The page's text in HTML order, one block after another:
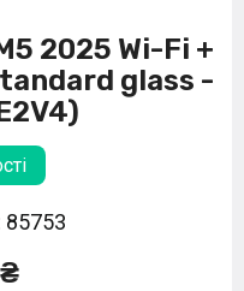
2025 Wi-Fi +
glass -
85753